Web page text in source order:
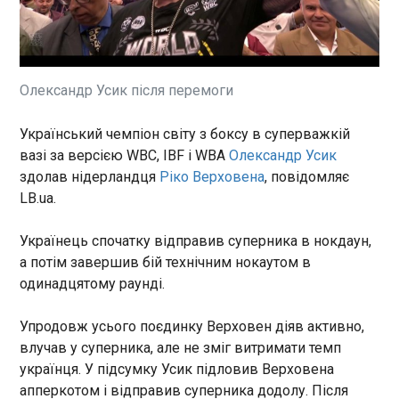
боксу в суперважкій вазі за
версією WBC, IBF і WBA
Олександр Усик здолав
повідомляє LB.ua. Українець
суперника в нокдаун, а потім
завершив бій технічним
нокаутом в одинадцятому
раунді.
ЧИТАТЬ
Теніс: Світоліна здійснила камбек у поєдинку
проти Бенчич на Ролан Гаррос
22:51:03
Світоліна (WTA №15)
перемогла швейцарку
Белінду Бенчич (WTA №11) в
повідомляє LB.ua. Світоліна
поступилася в першому сеті
(4:6), але змогла переламити
хід зустрічі й здобула
Два кубки за два роки. Як ПСЖ збудував
машину, яку «Арсенал» не зміг зупинити
Олександр Усик після перемоги
Український чемпіон світу з боксу в суперважкій
вазі за версією WBC, IBF і WBAОлександр Усик
здолав нідерландця Ріко Верховена, повідомляє
LB.ua.
Українець спочатку відправив суперника в нокдаун,
а потім завершив бій технічним нокаутом в
одинадцятому раунді.
Упродовж усього поєдинку Верховен діяв активно,
влучав у суперника, але не зміг витримати темп
українця. У підсумку Усик підловив Верховена
апперкотом і відправив суперника додолу. Після